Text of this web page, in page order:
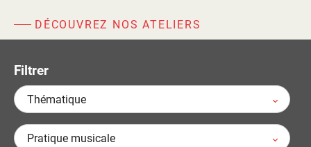
Livrets pédagogiques
Actualités
DÉCOUVREZ NOS ATELIERS
Filtrer
Thématique
Pratique musicale